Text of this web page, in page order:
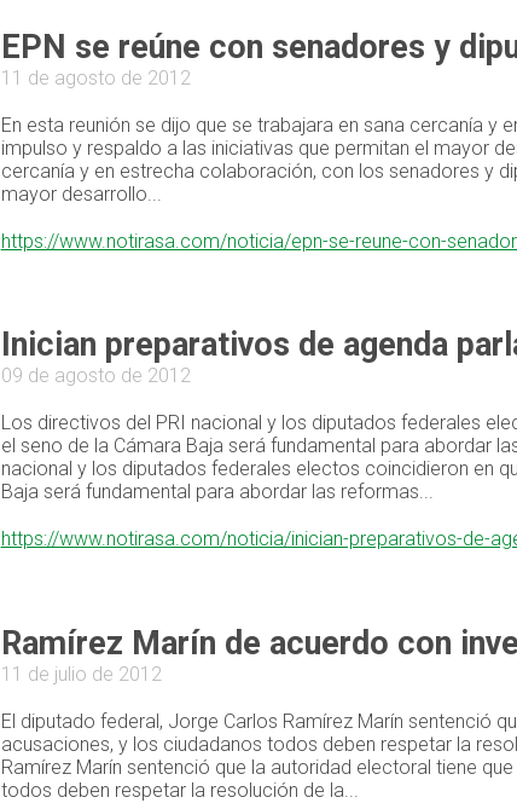
EPN se reúne con senadores y
11 de agosto de 2012
En esta reunión se dijo que se trabajara en sana cercanía
impulso y respaldo a las iniciativas que permitan el mayor
cercanía y en estrecha colaboración, con los senadores y
mayor desarrollo...
https://www.notirasa.com/noticia/epn-se-reune-con-
Inician preparativos de agenda
09 de agosto de 2012
Los directivos del PRI nacional y los diputados federales
el seno de la Cámara Baja será fundamental para abordar
nacional y los diputados federales electos coincidieron en
Baja será fundamental para abordar las reformas...
https://www.notirasa.com/noticia/inician-preparativos-de-
Ramírez Marín de acuerdo con
11 de julio de 2012
El diputado federal, Jorge Carlos Ramírez Marín sentenció
acusaciones, y los ciudadanos todos deben respetar la
Ramírez Marín sentenció que la autoridad electoral tiene
todos deben respetar la resolución de la...